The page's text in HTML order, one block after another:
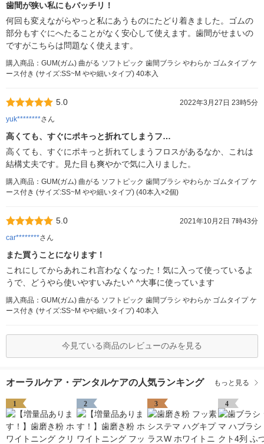
歯間が狭い私にもバッチリ！
何回も変えながらやっと私にあうものにたどり着きました。ゴムの
部分もすぐにへたることがなく安心して使えます。歯間がせまいの
ですがこちらは問題なく使えます。
購入商品：GUM(ガム) 曲がる ソフトピック 歯間ブラシ やわらか ゴムタイプ ケ
ース付き (サイズ:SS~M やや細いタイプ) 40本入
5.0
2022年3月27日 23時5分
yuk********さん
高くても、すぐにポキっと折れてしまうフ…
高くても、すぐにポキっと折れてしまうフロスがあるなか、これは
結構丈夫です。見た目も爽やかで気に入りました。
購入商品：GUM(ガム) 曲がる ソフトピック 歯間ブラシ やわらか ゴムタイプ ケ
ース付き (サイズ:SS~M やや細いタイプ) (40本入×2個)
5.0
2021年10月2日 7時43分
car********さん
また買うことになります！
これにしてからあれこれ言わなくなった！気に入って使っているよ
うで、どうやら使いやすいみたい^ ^大事に使っています
購入商品：GUM(ガム) 曲がる ソフトピック 歯間ブラシ やわらか ゴムタイプ ケ
ース付き (サイズ:SS~M やや細いタイプ) 40本入
今見ている商品のレビューのみを見る
オーラルケア・デンタルケアの人気ランキング もっと見る
1 2 3 4